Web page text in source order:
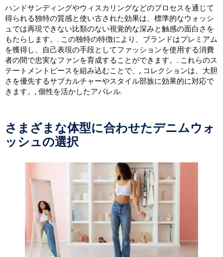
ハンドサンディングやウィスカリングなどのプロセスを通じて
得られる独特の質感と使い古された効果は、標準的なウォッシ
ュでは再現できない比類のない視覚的な深みと触感の面白さを
もたらします。. この独特の特徴により、ブランドはプレミアム
を獲得し、自己表現の手段としてファッションを使用する消費
者の間で忠実なファンを育成することができます。. これらのス
テートメントピースを組み込むことで、, コレクションは、大胆
さを優先するサブカルチャーやスタイル部族に効果的に対応で
きます。, 個性を活かしたアパレル.
さまざまな体型に合わせたデニムウォ
ッシュの選択